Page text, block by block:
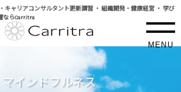
キャリアコンサルタント更新講習 ・ 組織開発・健康経営 ・ 学び
ならCarritra
MENU
マインドフルネス